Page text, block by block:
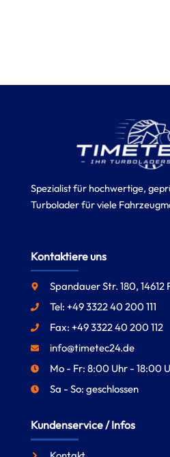
Spezialist für hochwertige,
Turbolader für viele
Kontaktiere uns
Spandauer Str. 180,
Tel: +49 3322 40 200 111
Fax: +49 3322 40 200 112
info@timetec24.de
Mo - Fr: 8:00 Uhr - 18:00
Sa - So: geschlossen
Kundenservice / Infos